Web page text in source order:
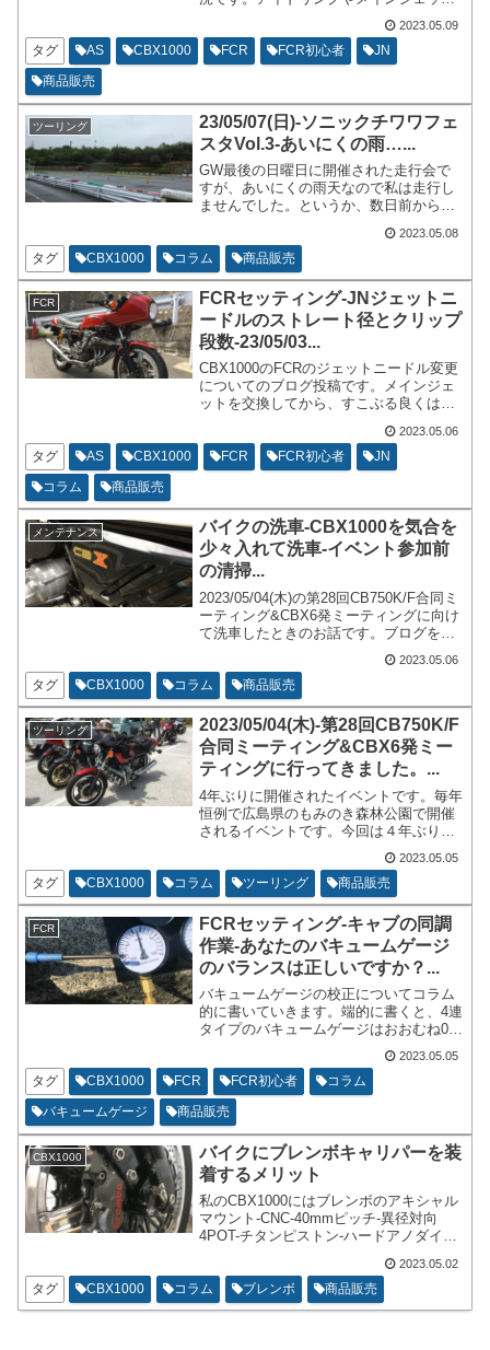
レート径の担当範囲あたりで気になるの
で、今回はストレート径の変更をしてか
らの試走をして様子見です。
2023.05.09
タグ AS CBX1000 FCR FCR初心者
JN
商品販売
ツーリング
23/05/07(日)-ソニックチワワフェ
スタVol.3-あいにくの雨…...
GW最後の日曜日に開催された走行会で
すが、あいにくの雨天なので私は走行し
ませんでした。というか、数日前から天
どう考えても前日から無理だなという天
気予報でございました。そして、イベン
ト自体は開催していました。雨天でもが
っつり走行されているライダー様は何名
かはいらっしゃいました。
2023.05.08
タグ CBX1000 コラム 商品販売
FCR
FCRセッティング-JNジェットニ
ードルのストレート径とクリップ
段数-23/05/03...
CBX1000のFCRのジェットニードル変更
についてのブログ投稿です。メインジェ
ットを交換してから、すこぶる良くはな
更するか気になっておりました。2023.05.06
タグ AS CBX1000 FCR FCR初心者
JN
コラム
商品販売
メンテナンス
バイクの洗車-CBX1000を気合を
少々入れて洗車-イベント参加前
の清掃...
2023/05/04(木)の第28回CB750K/F合同ミ
ーティング&CBX6発ミーティングに向け
て洗車したときのお話です。ブログを書
すことをご了承くださいませ。具体的に
洗車のやり方などを書いていくわけでは
ありませんが、ざっくりとしたレベルで
洗車のやり方を書いていきます。
2023.05.06
タグ CBX1000 コラム 商品販売
ツーリング
2023/05/04(木)-第28回CB750K/F
合同ミーティング&CBX6発ミー
ティングに行ってきました。...
4年ぶりに開催されたイベントです。毎年
恒例で広島県のもみのき森林公園で開催
されるイベントです。今回は４年ぶりで
場合ですが、10年ほど前に伺ったきり、
縁がありませんでした。
2023.05.05
タグ CBX1000 コラム ツーリング 商品販売
FCR
FCRセッティング-キャブの同調
作業-あなたのバキュームゲージ
のバランスは正しいですか？...
バキュームゲージの校正についてコラム
的に書いていきます。端的に書くと、4連
タイプのバキュームゲージはおおむね0校
正がずれていると思った方が良いという
お話です。私はデイトナ製のバキューム
ゲージを使用しています。新品の時か
ら、針の0校正はずれていました。
2023.05.05
タグ CBX1000 FCR FCR初心者
コラム
バキュームゲージ
商品販売
CBX1000
バイクにブレンボキャリパーを装
着するメリット
私のCBX1000にはブレンボのアキシャル
マウント-CNC-40mmピッチ-異径対向
4POT-チタンピストン-ハードアノダイズ
いたら、カスタムの一環としてブレンボ
のブレーキキャリパーに換装したいとい
う方も多いと思います。
2023.05.02
タグ CBX1000 コラム ブレンボ 商品販売